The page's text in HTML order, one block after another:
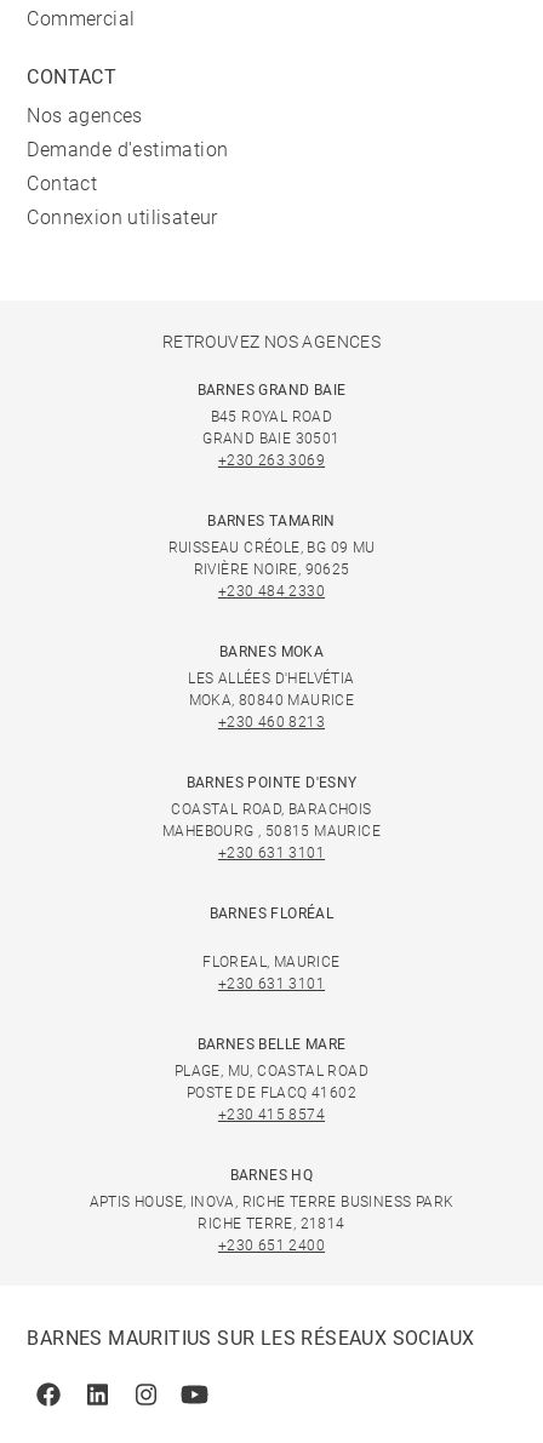
Commercial
CONTACT
Nos agences
Demande d'estimation
Contact
Connexion utilisateur
RETROUVEZ NOS AGENCES
BARNES GRAND BAIE
B45 ROYAL ROAD
GRAND BAIE 30501
+230 263 3069
BARNES TAMARIN
RUISSEAU CRÉOLE, BG 09 MU
RIVIÈRE NOIRE, 90625
+230 484 2330
BARNES MOKA
LES ALLÉES D'HELVÉTIA
MOKA, 80840 MAURICE
+230 460 8213
BARNES POINTE D'ESNY
COASTAL ROAD, BARACHOIS
MAHEBOURG , 50815 MAURICE
+230 631 3101
BARNES FLORÉAL
FLOREAL, MAURICE
+230 631 3101
BARNES BELLE MARE
PLAGE, MU, COASTAL ROAD
POSTE DE FLACQ 41602
+230 415 8574
BARNES HQ
APTIS HOUSE, INOVA, RICHE TERRE BUSINESS PARK
RICHE TERRE, 21814
+230 651 2400
BARNES MAURITIUS SUR LES RÉSEAUX SOCIAUX
FacebookLinkedinInstagramYoutube